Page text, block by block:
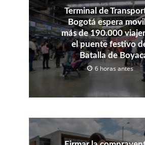
Terminal de
Bogotá espera
más de 190.000
el puente festivo
Batalla de
6 horas antes